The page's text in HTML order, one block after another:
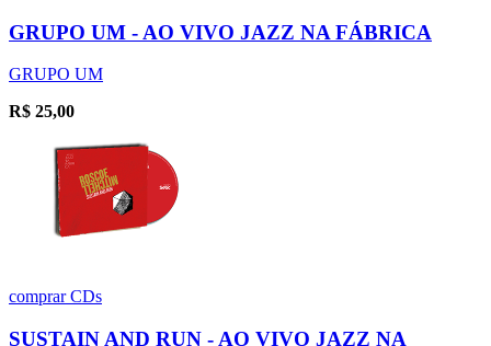
GRUPO UM - AO VIVO JAZZ NA FÁBRICA
GRUPO UM
R$ 25,00
comprarCDs
SUSTAIN AND RUN - AO VIVO JAZZ NA